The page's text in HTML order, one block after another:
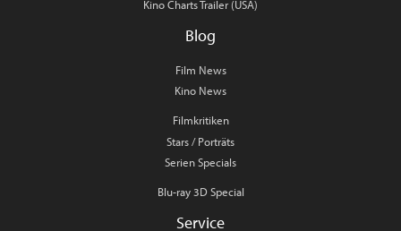
Kino Charts Trailer (USA)
Blog
Film News
Kino News
Filmkritiken
Stars / Porträts
Serien Specials
Blu-ray 3D Special
Service